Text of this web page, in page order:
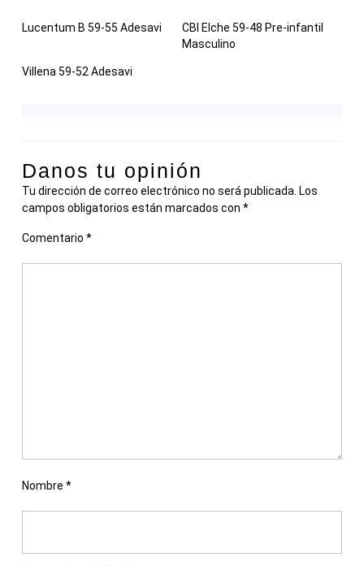
Lucentum B 59-55 Adesavi
CBI Elche 59-48 Pre-infantil
Masculino
Villena 59-52 Adesavi
Danos tu opinión
Tu dirección de correo electrónico no será publicada. Los
campos obligatorios están marcados con *
Comentario *
Nombre *